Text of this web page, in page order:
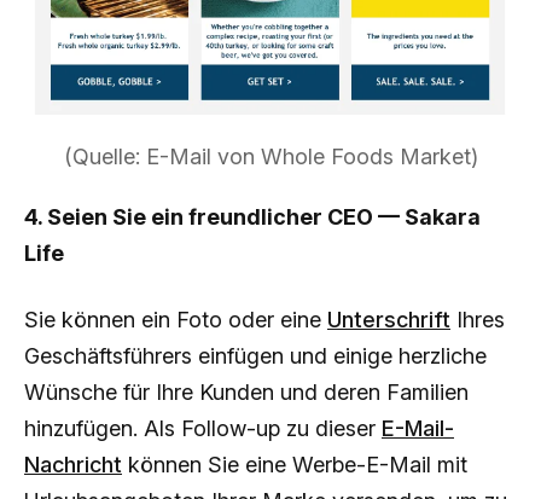
(Quelle: E-Mail von Whole Foods Market)
4. Seien Sie ein freundlicher CEO — Sakara
Life
Sie können ein Foto oder eine Unterschrift Ihres
Geschäftsführers einfügen und einige herzliche
Wünsche für Ihre Kunden und deren Familien
hinzufügen. Als Follow-up zu dieser E-Mail-
Nachricht können Sie eine Werbe-E-Mail mit